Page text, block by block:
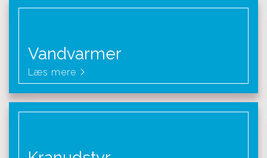
Vandvarmer
Læs mere